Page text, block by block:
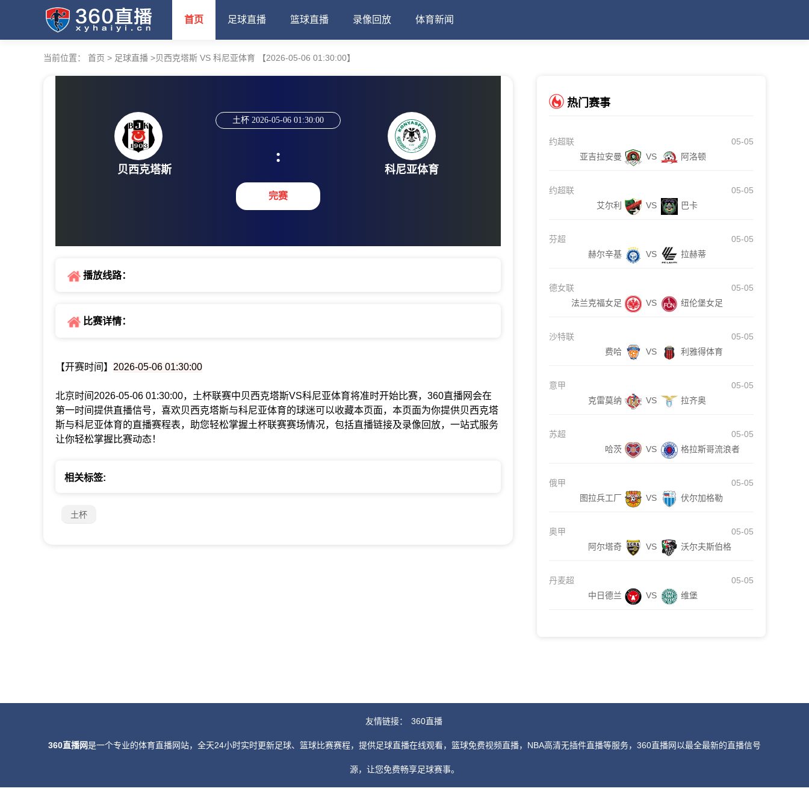
首页 足球直播 篮球直播 录像回放 体育新闻
当前位置： 首页 > 足球直播 >贝西克塔斯 VS 科尼亚体育 【2026-05-06 01:30:00】
贝西克塔斯
土杯 2026-05-06 01:30:00
:
完赛
科尼亚体育
播放线路：
比赛详情：
【开赛时间】 2026-05-06 01:30:00
北京时间2026-05-06 01:30:00，土杯联赛中贝西克塔斯VS科尼亚体育将准时开始比赛，360直播网会在
第一时间提供直播信号，喜欢贝西克塔斯与科尼亚体育的球迷可以收藏本页面，本页面为你提供贝西克塔
斯与科尼亚体育的直播赛程表，助您轻松掌握土杯联赛赛场情况，包括直播链接及录像回放，一站式服务
让你轻松掌握比赛动态！
相关标签:
土杯
热门赛事
约超联
05-05
亚吉拉安曼
VS 阿洛顿
约超联
05-05
艾尔利
VS 巴卡
芬超
05-05
赫尔辛基
VS 拉赫蒂
德女联
05-05
法兰克福女足
VS 纽伦堡女足
沙特联
05-05
费哈
VS 利雅得体育
意甲
05-05
克雷莫纳
VS 拉齐奥
苏超
05-05
哈茨
VS 格拉斯哥流浪者
俄甲
05-05
图拉兵工厂
VS 伏尔加格勒
奥甲
05-05
阿尔塔奇
VS 沃尔夫斯伯格
丹麦超
05-05
中日德兰
VS 维堡
友情链接： 360直播
360直播网是一个专业的体育直播网站，全天24小时实时更新足球、篮球比赛赛程，提供足球直播在线观看，篮球免费视频直播，NBA高清无插件直播等服务，360直播网以最全最新的直播信号
源，让您免费畅享足球赛事。